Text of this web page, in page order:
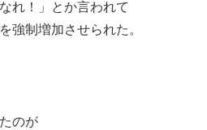
れ！」とか言われて
強制増加させられた。
のが